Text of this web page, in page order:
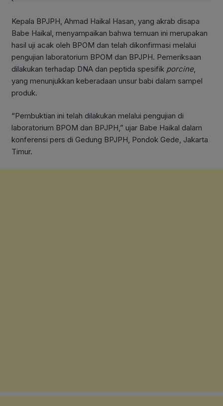
Kepala BPJPH, Ahmad Haikal Hasan, yang akrab disapa
Babe Haikal, menyampaikan bahwa temuan ini merupakan
hasil uji acak oleh BPOM dan telah dikonfirmasi melalui
pengujian laboratorium BPOM dan BPJPH. Pemeriksaan
dilakukan terhadap DNA dan peptida spesifik porcine,
yang menunjukkan keberadaan unsur babi dalam sampel
produk.
“Pembuktian ini telah dilakukan melalui pengujian di
laboratorium BPOM dan BPJPH,” ujar Babe Haikal dalam
konferensi pers di Gedung BPJPH, Pondok Gede, Jakarta
Timur.